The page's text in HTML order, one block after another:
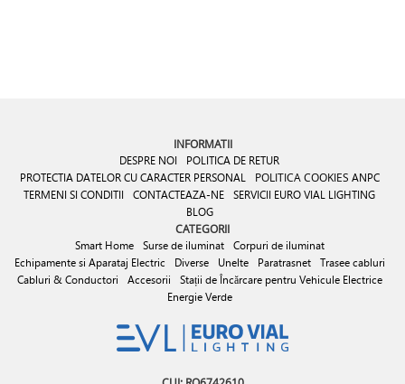
INFORMATII
DESPRE NOI
POLITICA DE RETUR
PROTECTIA DATELOR CU CARACTER PERSONAL
POLITICA COOKIES ANPC
TERMENI SI CONDITII
CONTACTEAZA-NE SERVICII EURO VIAL LIGHTING
BLOG
CATEGORII
Smart Home Surse de iluminat
Corpuri de iluminat
Echipamente si Aparataj Electric
Diverse Unelte Paratrasnet
Trasee cabluri
Cabluri & Conductori
Accesorii
Stații de Încărcare pentru Vehicule Electrice
Energie Verde